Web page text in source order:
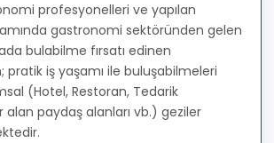
profesyonelleri ve yapılan
gastronomi sektöründen gelen
bulabilme fırsatı edinen
pratik iş yaşamı ile buluşabilmeleri
(Hotel, Restoran, Tedarik
paydaş alanları vb.) geziler